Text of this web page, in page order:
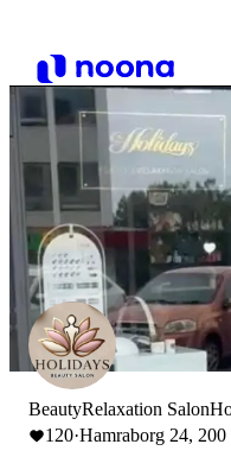
BeautyRelaxation
120·Hamraborg 24,